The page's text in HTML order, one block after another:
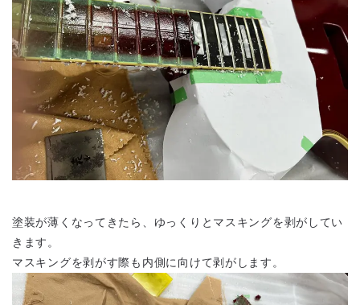
塗装が薄くなってきたら、ゆっくりとマスキングを剥がしてい
きます。
マスキングを剥がす際も内側に向けて剥がします。